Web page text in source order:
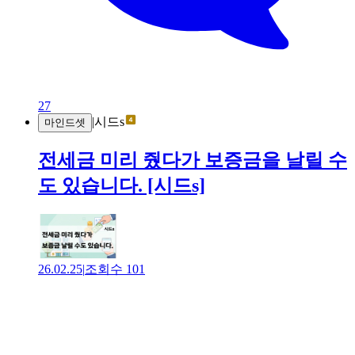
27
마인드셋 |시드s
전세금 미리 줬다가 보증금을 날릴 수
도 있습니다. [시드s]
26.02.25|조회수 101